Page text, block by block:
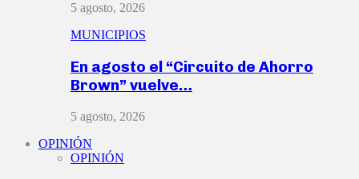
5 agosto, 2026
MUNICIPIOS
En agosto el “Circuito de Ahorro
Brown” vuelve…
5 agosto, 2026
OPINIÓN
OPINIÓN